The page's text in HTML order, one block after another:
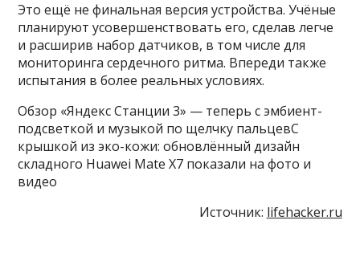
Это ещё не финальная версия устройства. Учёные
планируют усовершенствовать его, сделав легче
и расширив набор датчиков, в том числе для
мониторинга сердечного ритма. Впереди также
испытания в более реальных условиях.
Обзор «Яндекс Станции 3» — теперь с эмбиент-
подсветкой и музыкой по щелчку пальцевС
крышкой из эко-кожи: обновлённый дизайн
складного Huawei Mate X7 показали на фото и
видео
Источник: lifehacker.ru